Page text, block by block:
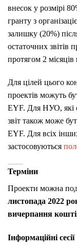
внесок у розмірі
гранту з
залишку (20%)
остаточних звітів
протягом 2
Для цілей цього
проектів можуть
EYF. Для НУО, які
звіт також може
EYF. Для всіх
застосовуються
Терміни
Проекти можна
листопада 2022
вичерпання
Інформаційні сесії